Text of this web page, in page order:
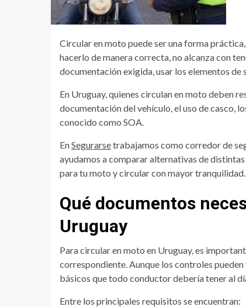
Circular en moto puede ser una forma
hacerlo de manera correcta, no alcanza con
documentación exigida, usar los elementos
En Uruguay, quienes circulan en moto deben
documentación del vehículo, el uso de casco,
conocido como SOA.
EnSegurarsetrabajamos como corredor de
ayudamos a comparar alternativas de
para tu moto y circular con mayor tranquilidad.
Qué documentos
Uruguay
Para circular en moto en Uruguay, es
correspondiente. Aunque los controles
básicos que todo conductor debería tener al
Entre los principales requisitos se encuentran: